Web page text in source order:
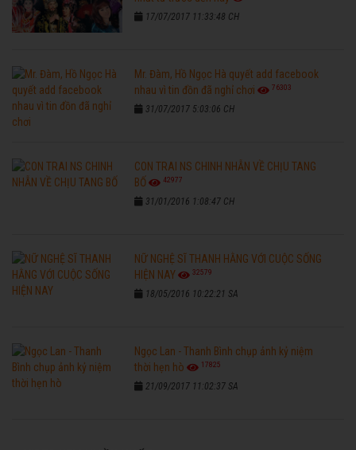
17/07/2017 11:33:48 CH
Mr. Đàm, Hồ Ngọc Hà quyết add facebook
nhau vì tin đồn đã nghỉ chơi
76303
31/07/2017 5:03:06 CH
CON TRAI NS CHINH NHẪN VỀ CHỊU TANG
BỐ
42977
31/01/2016 1:08:47 CH
NỮ NGHỆ SĨ THANH HẰNG VỚI CUỘC SỐNG
HIỆN NAY
32579
18/05/2016 10:22:21 SA
Ngọc Lan - Thanh Bình chụp ảnh kỷ niệm
thời hẹn hò
17825
21/09/2017 11:02:37 SA